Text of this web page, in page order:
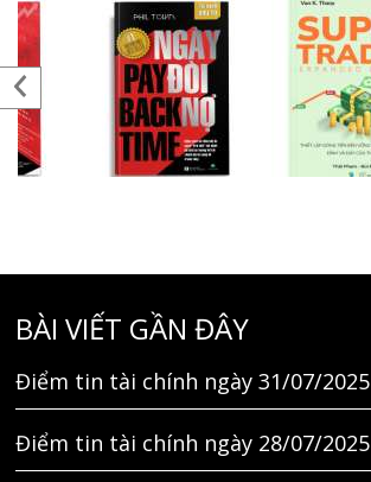
BÀI VIẾT GẦN ĐÂY
Điểm tin tài chính ngày 31/07/2025
Điểm tin tài chính ngày 28/07/2025